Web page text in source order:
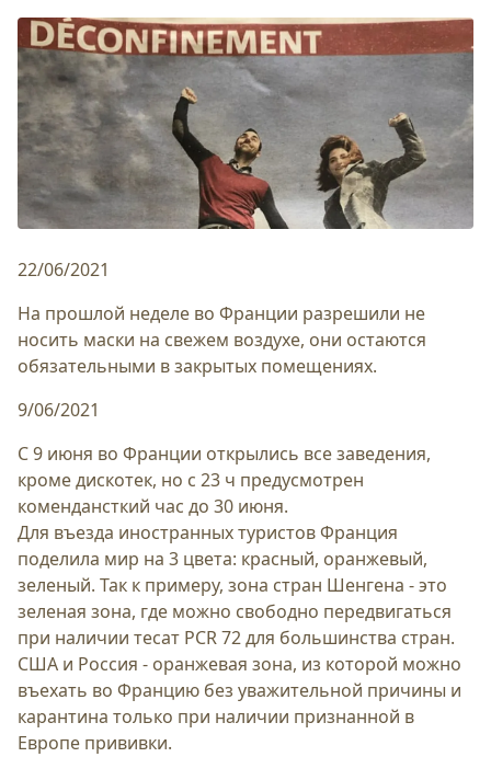
22/06/2021
На прошлой неделе во Франции разрешили не
носить маски на свежем воздухе, они остаются
обязательными в закрытых помещениях.
9/06/2021
С 9 июня во Франции открылись все заведения,
кроме дискотек, но с 23 ч предусмотрен
комендансткий час до 30 июня.
Для въезда иностранных туристов Франция
поделила мир на 3 цвета: красный, оранжевый,
зеленый. Так к примеру, зона стран Шенгена - это
зеленая зона, где можно свободно передвигаться
при наличии тесат PCR 72 для большинства стран.
США и Россия - оранжевая зона, из которой можно
въехать во Францию без уважительной причины и
карантина только при наличии признанной в
Европе прививки.